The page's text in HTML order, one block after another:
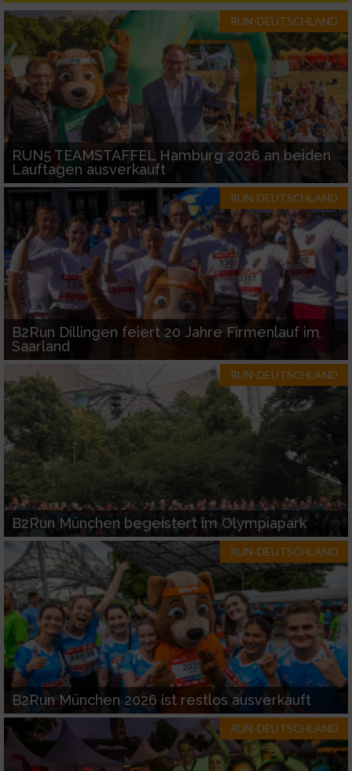
RUN-DEUTSCHLAND
RUN5 TEAMSTAFFEL Hamburg 2026 an beiden
Lauftagen ausverkauft
RUN-DEUTSCHLAND
B2Run Dillingen feiert 20 Jahre Firmenlauf im
Saarland
RUN-DEUTSCHLAND
B2Run München begeistert im Olympiapark
RUN-DEUTSCHLAND
B2Run München 2026 ist restlos ausverkauft
RUN-DEUTSCHLAND
IAB-Besonderheiten:
Verwendung genauer Standortdaten
Geräte anhand von aktiv angeforderten
Informationen identifizieren
Nicht-IAB-Verarbeitungszwecke:
Notwendig
Performance
Funktional
Werbung